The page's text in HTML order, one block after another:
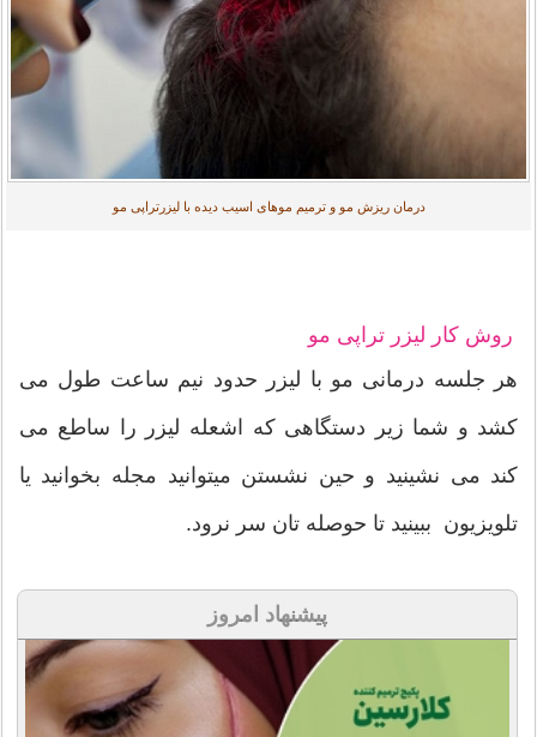
درمان ریزش مو و ترمیم موهای اسیب دیده با لیزرتراپی مو
روش کار لیزر تراپی مو
هر جلسه درمانی مو با لیزر حدود نیم ساعت طول می
کشد و شما زیر دستگاهی که اشعله لیزر را ساطع می
کند می نشینید و حین نشستن میتوانید مجله بخوانید یا
تلویزیون ببینید تا حوصله تان سر نرود.
پیشنهاد امروز